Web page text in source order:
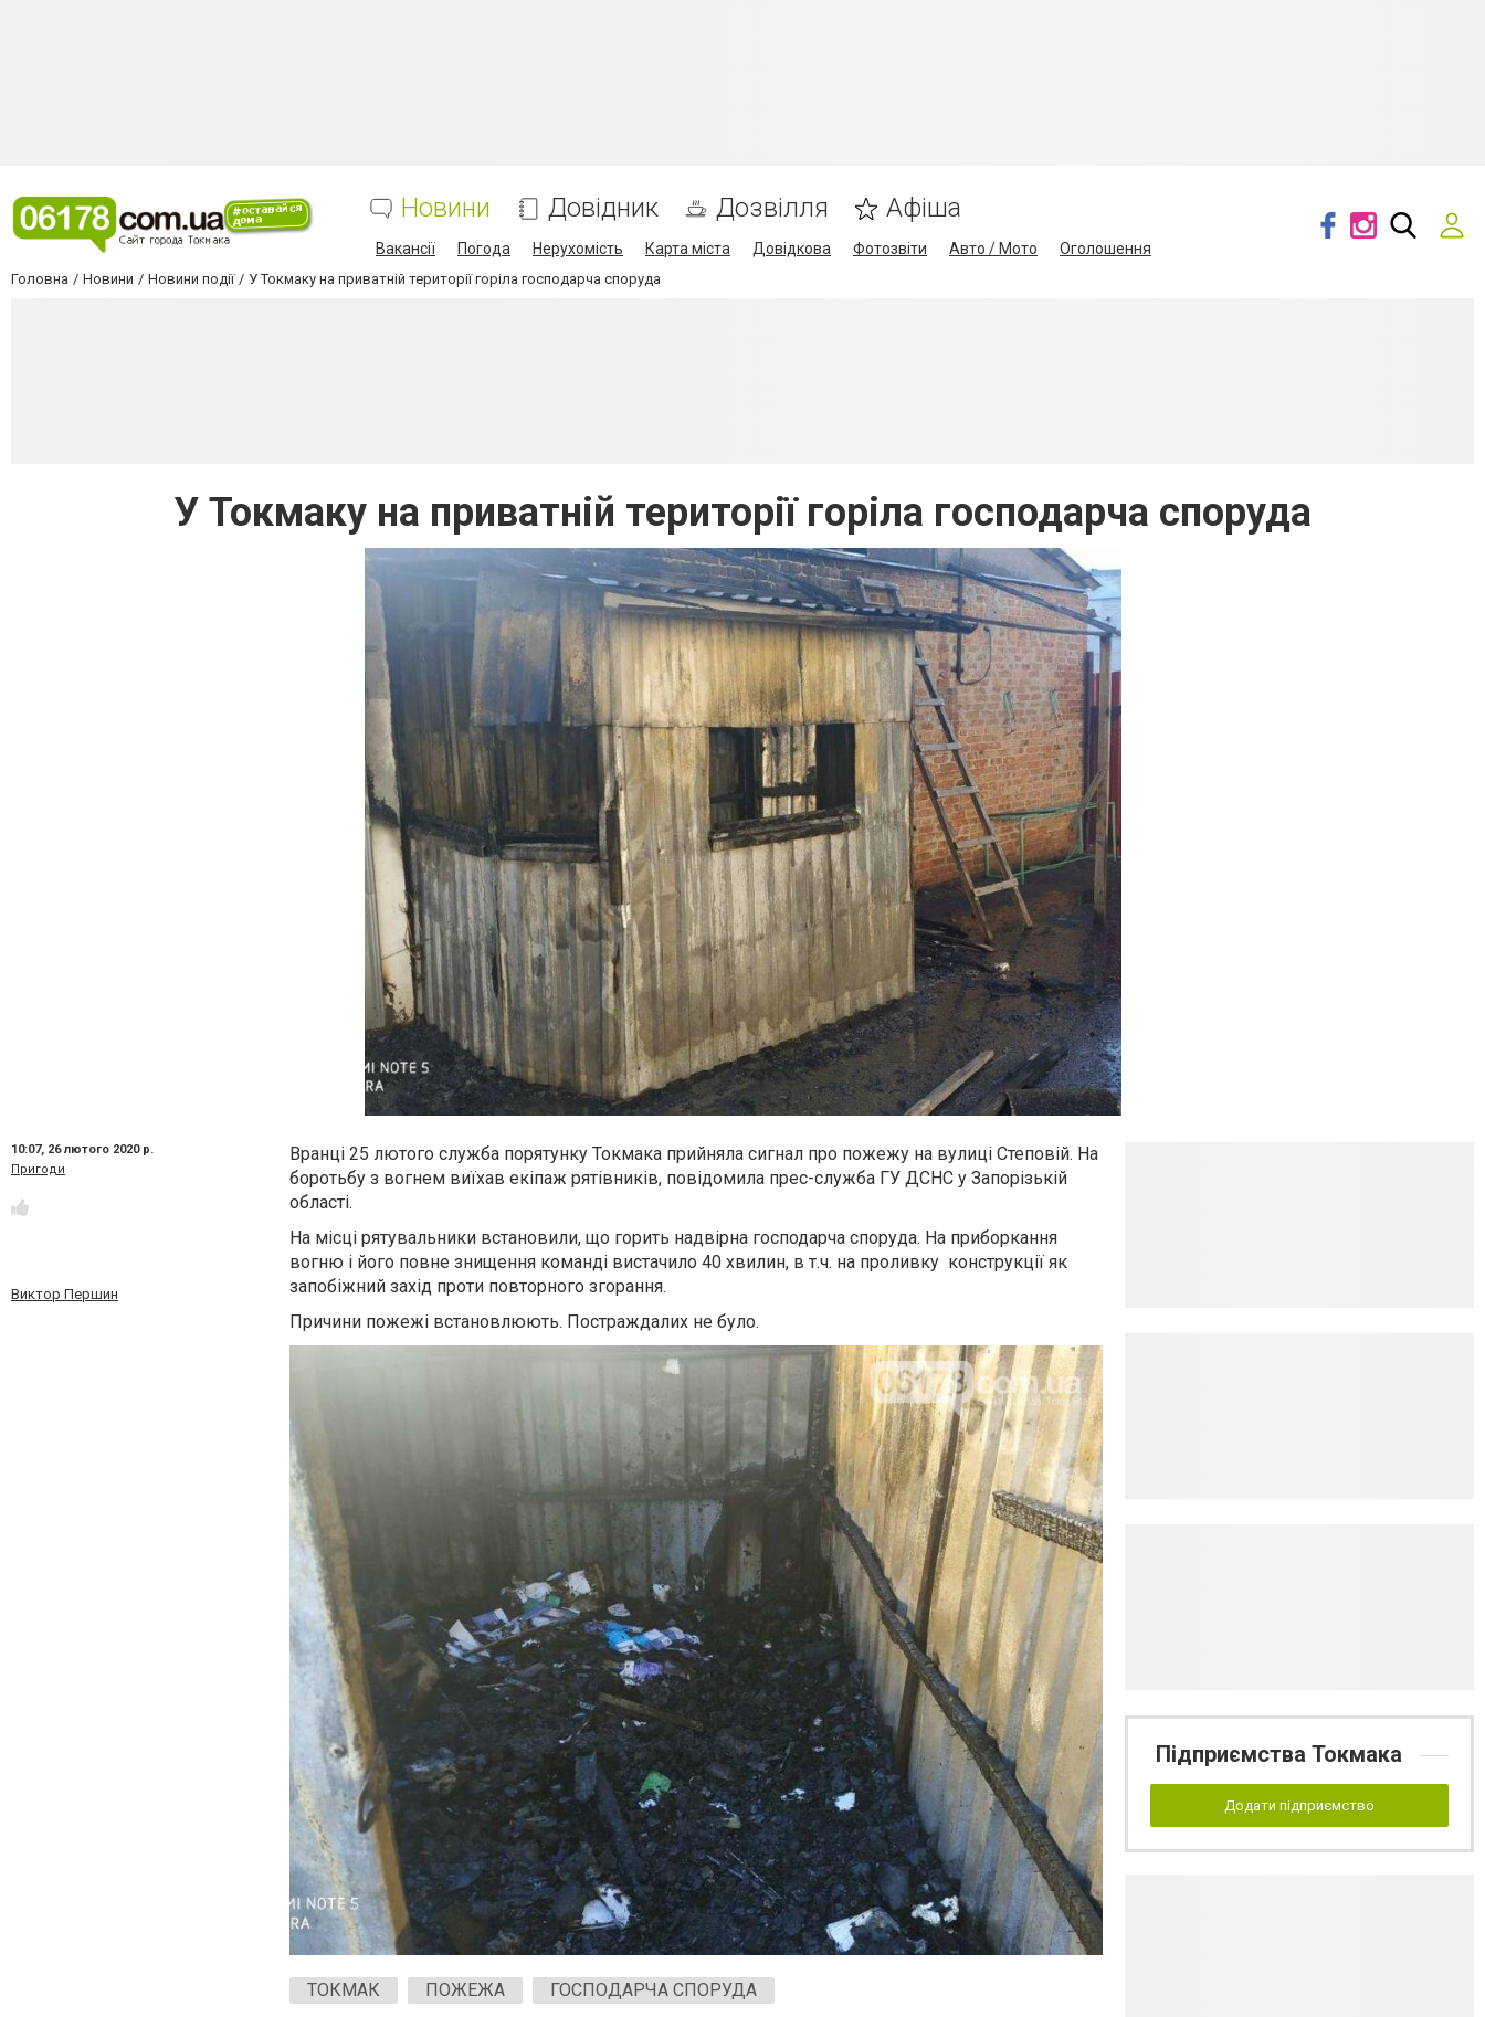
Новини Довідник Дозвілля Афіша
Вакансії Погода Нерухомість Карта міста Довідкова Фотозвіти Авто / Мото Оголошення
Головна Новини Новини події У Токмаку на приватній території горіла господарча споруда
У Токмаку на приватній території горіла господарча споруда
10:07, 26 лютого 2020 р.
Пригоди
Виктор Першин
Вранці 25 лютого служба порятунку Токмака прийняла сигнал про пожежу на вулиці Степовій. На
боротьбу з вогнем виїхав екіпаж рятівників, повідомила прес-служба ГУ ДСНС у Запорізькій
області.
На місці рятувальники встановили, що горить надвірна господарча споруда. На приборкання
вогню і його повне знищення команді вистачило 40 хвилин, в т.ч. на проливку конструкції як
запобіжний захід проти повторного згорання.
Причини пожежі встановлюють. Постраждалих не було.
ТОКМАК ПОЖЕЖА ГОСПОДАРЧА СПОРУДА
Підприємства Токмака
Додати підприємство